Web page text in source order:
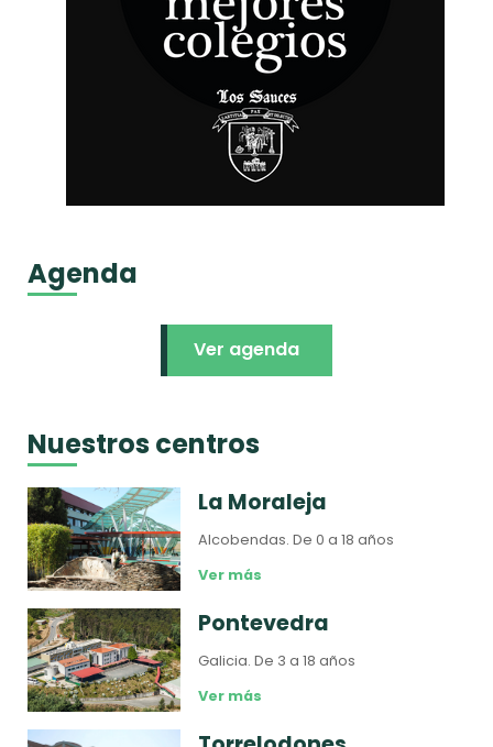
Agenda
Ver agenda
Nuestros centros
La Moraleja
Alcobendas.De 0 a 18 años
Ver más
Pontevedra
Galicia.De 3 a 18 años
Ver más